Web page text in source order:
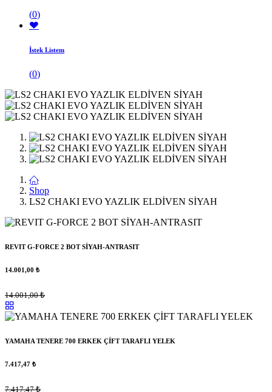
(0)
İstek Listem
(0)
Shop
LS2 CHAKI EVO YAZLIK ELDİVEN SİYAH
REVIT G-FORCE 2 BOT SİYAH-ANTRASIT
14.001,00 ₺
14.001,00₺
YAMAHA TENERE 700 ERKEK ÇİFT TARAFLI YELEK
7.417,47 ₺
7.417,47₺